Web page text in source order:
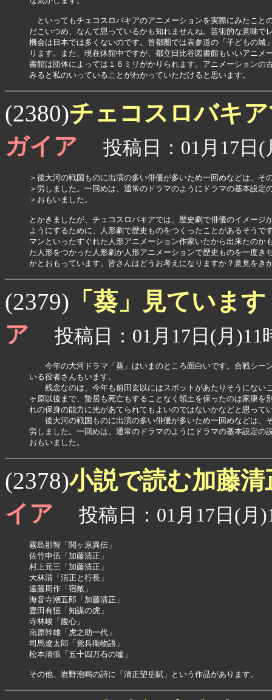
といってもチェコスロバキアのアニメーションを実際にみたこと
だこいつめ、なんて思っているかも知れませんね。芸術的な意味で
機会は日本では多くないのです。首都圏では表参道の「子どもの城
ります。また、現在休館中ですが、都立日比谷図書館もいいアニメ
書館は団体によっては１６ミリがかりられます。アニメーションの
みると私のいっていることがわかっていただけると思います。
(2380)チェコスロバキ
ガイア 投稿日：01月17日(
＞後大河の戦国ものに出演の多い俳優が多いため一回めなどは、そ
＞労しました。一回めは、通常のドラマのようにドラマの基本設定
＞おもいました。
とかきましたが、チェコスロバキアでは、歴史劇で俳優のイメージ
ようにするために、人形劇で歴史ものをつくったことがあるそうで
マンといったすぐれた人形アニメーション作家いたから出来たのか
た人形をつかった人形劇か人形アニメーションで歴史ものを一度き
かとおもっています。皆さんはどうお考えになりますか？意見をき
(2379) 「葵」見ています
ア 投稿日：01月17日(月)11
今年の大河ドラマ「葵」はいまのところ面白いです。合戦シー
いる役者さんもいます。
残念なのは、今年も前田玄以にはスポットがあたりそうにない
ヶ原以後まで、蟄居も死亡もすることなく領土を保ったのは家康を
れの保身の能力に光があてられてもよいのではないかなどと思って
後大河の戦国ものに出演の多い俳優が多いため一回めなどは、
労しました。一回めは、通常のドラマのようにドラマの基本設定の
おもいました。
(2378)小説で読む加藤
イア 投稿日：01月17日(月
霧島那智「関ヶ原異伝」
佐竹申伍「加藤清正」
村上元三「加藤清正」
大林清「清正と行長」
遠藤周作「宿敵」
海音寺潮五郎「加藤清正」
豊田有恒「知謀の虎」
寺林峻「腹心」
南原幹雄「虎之助一代」
司馬遼太郎「覚兵衛物語」
松本清張「五十四万石の嘘」
その他、岩野泡鳴の詩に「清正望岳賦」という作品があります。